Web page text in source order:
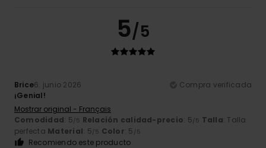
5/5
Brice6. junio 2026
Compra verificada
¡Genial!
Mostrar original - Français
Comodidad: 5/5 Relación calidad-precio: 5/5 Talla: Talla
perfecta Material: 5/5 Color: 5 /5
Recomiendo este producto